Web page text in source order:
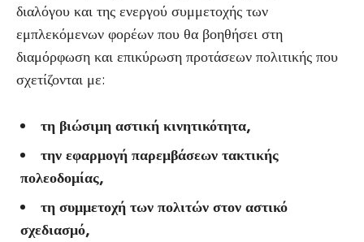
διαλόγου και της ενεργού συμμετοχής των
εμπλεκόμενων φορέων που θα βοηθήσει στη
διαμόρφωση και επικύρωση προτάσεων πολιτικής που
σχετίζονται με:
τη βιώσιμη αστική κινητικότητα,
την εφαρμογή παρεμβάσεων τακτικής
πολεοδομίας,
τη συμμετοχή των πολιτών στον αστικό
σχεδιασμό,